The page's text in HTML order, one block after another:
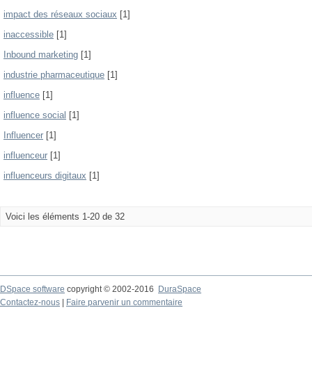
impact des réseaux sociaux [1]
inaccessible [1]
Inbound marketing [1]
industrie pharmaceutique [1]
influence [1]
influence social [1]
Influencer [1]
influenceur [1]
influenceurs digitaux [1]
Voici les éléments 1-20 de 32
DSpace software copyright © 2002-2016
DuraSpace
Contactez-nous
Faire parvenir un commentaire